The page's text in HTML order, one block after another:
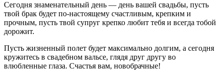
Сегодня знаменательный день — день вашей свадьбы, пусть
твой брак будет по-настоящему счастливым, крепким и
прочным, пусть твой супруг крепко любит тебя и всегда тобой
дорожит.
Пусть жизненный полет будет максимально долгим, а сегодня
кружитесь в свадебном вальсе, глядя друг другу во
влюбленные глаза. Счастья вам, новобрачные!